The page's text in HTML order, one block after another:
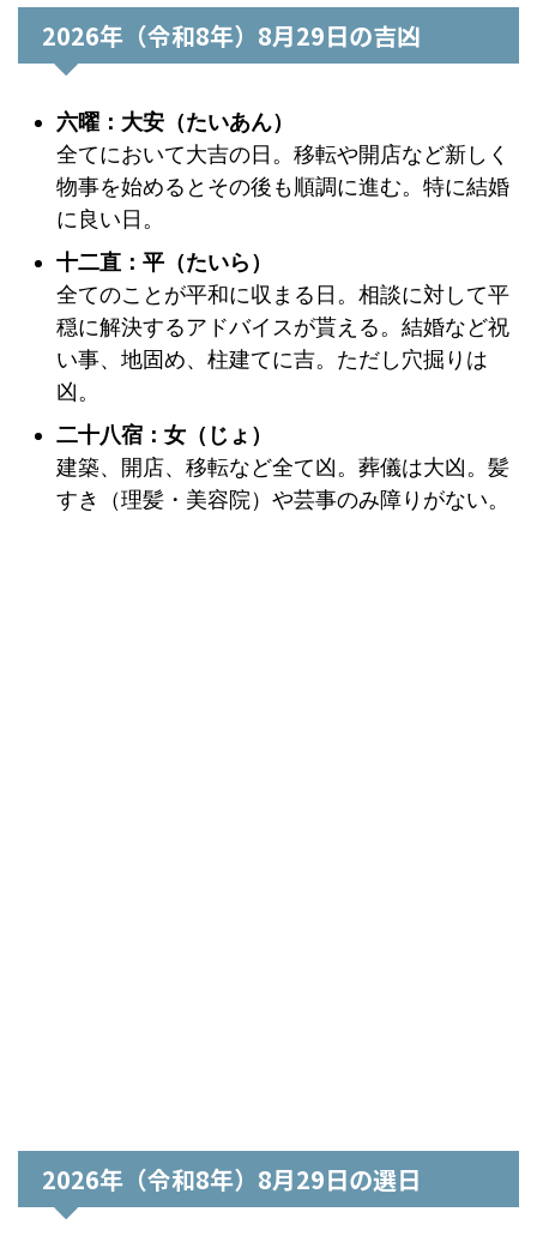
2026年（令和8年）8月29日の吉凶
六曜：大安（たいあん）
全てにおいて大吉の日。移転や開店など新しく
物事を始めるとその後も順調に進む。特に結婚
に良い日。
十二直：平（たいら）
全てのことが平和に収まる日。相談に対して平
穏に解決するアドバイスが貰える。結婚など祝
い事、地固め、柱建てに吉。ただし穴掘りは
凶。
二十八宿：女（じょ）
建築、開店、移転など全て凶。葬儀は大凶。髪
すき（理髪・美容院）や芸事のみ障りがない。
2026年（令和8年）8月29日の選日